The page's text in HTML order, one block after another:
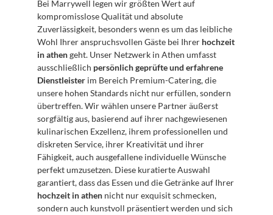
Bei Marrywell legen wir größten Wert auf
kompromisslose Qualität und absolute
Zuverlässigkeit, besonders wenn es um das leibliche
Wohl Ihrer anspruchsvollen Gäste bei Ihrer hochzeit
in athen geht. Unser Netzwerk in Athen umfasst
ausschließlich persönlich geprüfte und erfahrene
Dienstleister im Bereich Premium-Catering, die
unsere hohen Standards nicht nur erfüllen, sondern
übertreffen. Wir wählen unsere Partner äußerst
sorgfältig aus, basierend auf ihrer nachgewiesenen
kulinarischen Exzellenz, ihrem professionellen und
diskreten Service, ihrer Kreativität und ihrer
Fähigkeit, auch ausgefallene individuelle Wünsche
perfekt umzusetzen. Diese kuratierte Auswahl
hochzeit in athen nicht nur exquisit schmecken,
sondern auch kunstvoll präsentiert werden und sich